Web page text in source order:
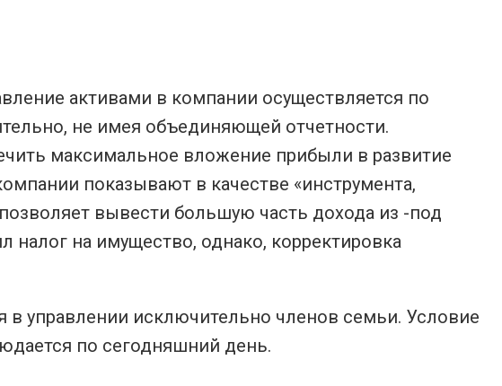
активами в компании осуществляется по
не имея объединяющей отчетности.
максимальное вложение прибыли в развитие
показывают в качестве «инструмента,
вывести большую часть дохода из -под
налог на имущество, однако, корректировка
управлении исключительно членов семьи. Условие
по сегодняшний день.